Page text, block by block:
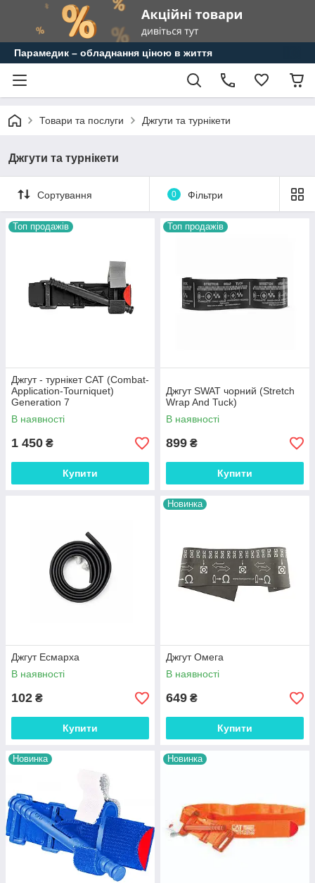
Парамедик – обладнання ціною в життя
Товари та послуги Джгути та турнікети
Джгути та турнікети
Сортування 0 Фільтри
Топ продажів
Джгут - турнікет CAT (Combat-
Application-Tourniquet)
Generation 7
В наявності
1 450 ₴
Купити
Топ продажів
Джгут SWAT чорний (Stretch
Wrap And Tuck)
В наявності
899 ₴
Купити
Джгут Есмарха
В наявності
102 ₴
Купити
Новинка
Джгут Омега
В наявності
649 ₴
Купити
Новинка Новинка